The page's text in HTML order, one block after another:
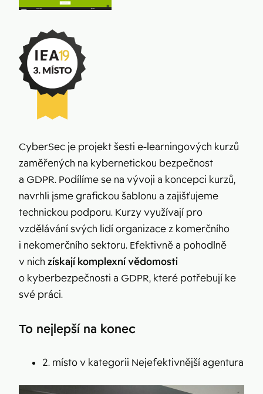
CyberSec je projekt šesti e-learningových kurzů
zaměřených na kybernetickou bezpečnost
a GDPR. Podílíme se na vývoji a koncepci kurzů,
navrhli jsme grafickou šablonu a zajišťujeme
technickou podporu. Kurzy využívají pro
vzdělávání svých lidí organizace z komerčního
i nekomerčního sektoru. Efektivně a pohodlně
v nich získají komplexní vědomosti
o kyberbezpečnosti a GDPR, které potřebují ke
své práci.
To nejlepší na konec
2. místo v kategorii Nejefektivnější agentura